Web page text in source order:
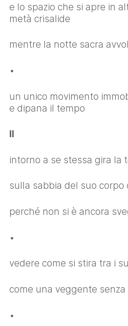
e lo spazio che si apre in
metà crisalide
mentre la notte sacra
•
un unico movimento
e dipana il tempo
II
intorno a se stessa gira la
sulla sabbia del suo corpo
perché non si è ancora
•
vedere come si stira tra i
come una veggente senza
•